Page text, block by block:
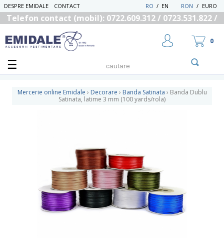
DESPRE EMIDALE CONTACT RON / EURO
EN
/
RO
Telefon contact (mobil): 0722.609.312 / 0723.531.822 /
0
Mercerie online Emidale › Decorare › Banda Satinata › Banda Dublu
Satinata, latime 3 mm (100 yards/rola)